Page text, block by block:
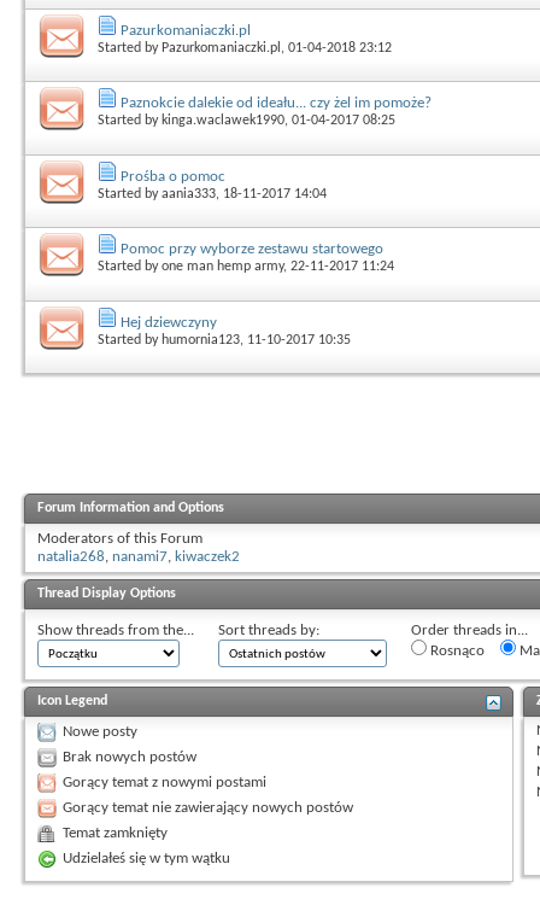
Pazurkomaniaczki.pl
Started by Pazurkomaniaczki.pl , 01-04-2018 23:12
Paznokcie dalekie od ideału... czy żel im pomoże?
Started by kinga.waclawek1990, 01-04-2017 08:25
Prośba o pomoc
Started byaania333, 18-11-2017 14:04
Pomoc przy wyborze zestawu startowego
Started byone man hemp army, 22-11-2017 11:24
Hej dziewczyny
Started by humornia123, 11-10-2017 10:35
Forum Information and Options
Moderators of this Forum
natalia268, nanami7, kiwaczek2
Thread Display Options
Show threads from the... Sort threads by:
Order threads in...
Rosnąco
Icon Legend
Nowe posty
Brak nowych postów
Gorący temat z nowymi postami
Gorący temat nie zawierający nowych postów
Temat zamknięty
Udzielałeś się w tym wątku